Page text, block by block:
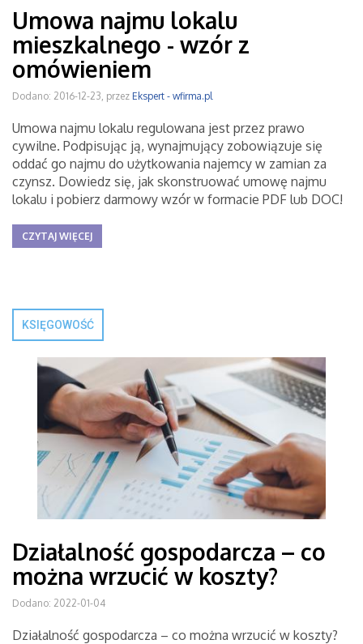
Umowa najmu lokalu
mieszkalnego - wzór z
omówieniem
Dodano: 2016-12-23, przez Ekspert - wfirma.pl
Umowa najmu lokalu regulowana jest przez prawo
cywilne. Podpisując ją, wynajmujący zobowiązuje się
oddać go najmu do użytkowania najemcy w zamian za
czynsz. Dowiedz się, jak skonstruować umowę najmu
lokalu i pobierz darmowy wzór w formacie PDF lub DOC!
CZYTAJ WIĘCEJ
KSIĘGOWOŚĆ
Działalność gospodarcza – co
można wrzucić w koszty?
Dodano: 2022-01-04
Działalność gospodarcza – co można wrzucić w koszty?